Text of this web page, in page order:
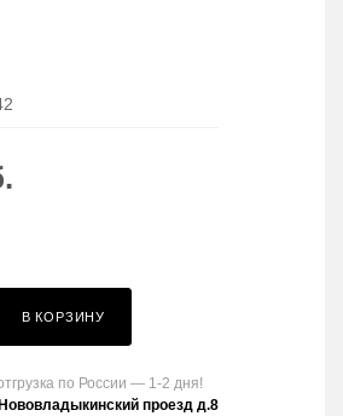
В КОРЗИНУ
по России — 1-2 дня!
Нововладыкинский проезд д.8